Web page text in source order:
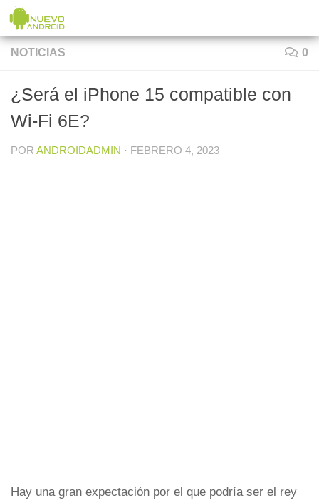
Saltar al contenido
NOTICIAS 0
¿Será el iPhone 15 compatible con
Wi-Fi 6E?
POR ANDROIDADMIN · FEBRERO 4, 2023
Hay una gran expectación por el que podría ser el rey